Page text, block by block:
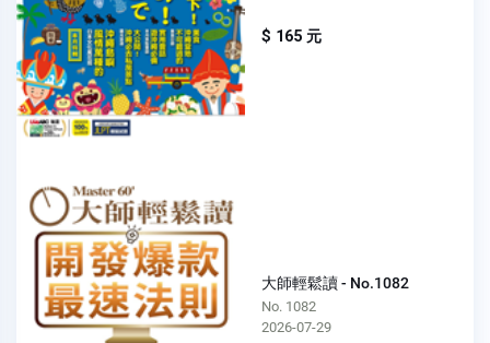
$ 165 元
大師輕鬆讀 - No.1082
No. 1082
2026-07-29